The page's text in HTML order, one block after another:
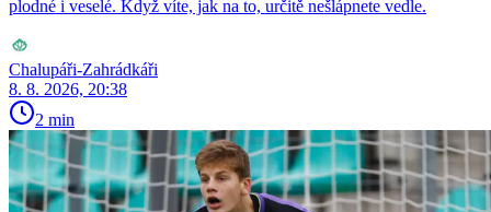
plodné i veselé. Když víte, jak na to, určitě nešlápnete vedle.
Chalupáři-Zahrádkáři
8. 8. 2026, 20:38
2 min